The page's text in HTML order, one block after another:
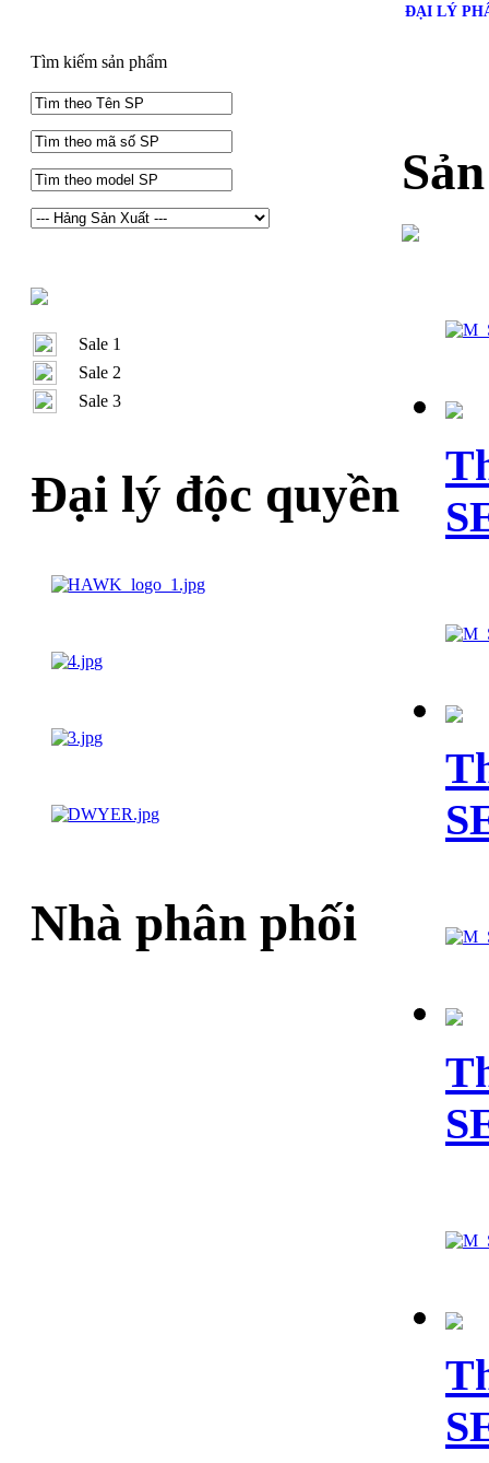
Tìm kiếm sản phẩm
Sale 1
Sale 2
Sale 3
Đại lý độc quyền
Nhà phân phối
ĐẠI LÝ